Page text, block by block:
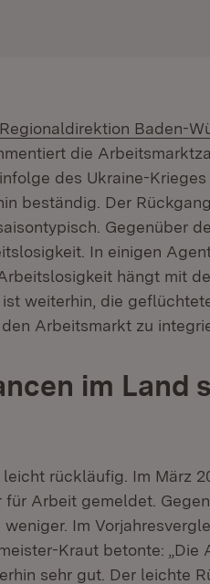
Extern:
Regionaldirektion Baden-
in neuem Fenster)
die
des Ukraine-
beständig. Der
Gegenüber
In einigen
hängt mit
weiterhin, die
Arbeitsmarkt zu
im Land
rückläufig. Im März
Arbeit gemeldet.
Im
Kraut betonte: „Die
sehr gut. Der leichte